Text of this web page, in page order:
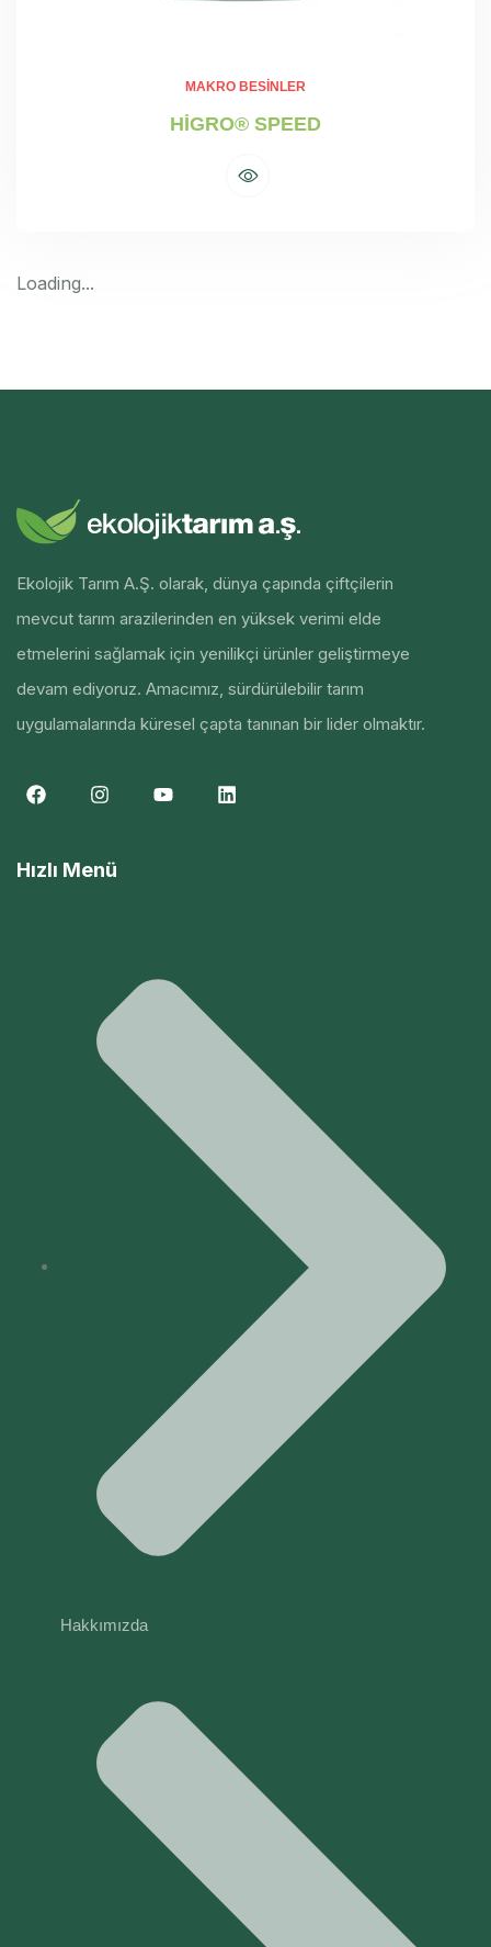
MAKRO BESINLER
HİGRO® SPEED
Loading...
Ekolojik Tarım A.Ş. olarak, dünya çapında çiftçilerin
mevcut tarım arazilerinden en yüksek verimi elde
etmelerini sağlamak için yenilikçi ürünler geliştirmeye
devam ediyoruz. Amacımız, sürdürülebilir tarım
uygulamalarında küresel çapta tanınan bir lider olmaktır.
Hızlı Menü
Hakkımızda